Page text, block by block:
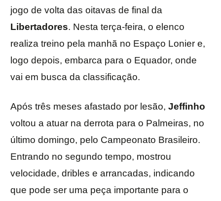
jogo de volta das oitavas de final da
Libertadores. Nesta terça-feira, o elenco
realiza treino pela manhã no Espaço Lonier e,
logo depois, embarca para o Equador, onde
vai em busca da classificação.
Após três meses afastado por lesão, Jeffinho
voltou a atuar na derrota para o Palmeiras, no
último domingo, pelo Campeonato Brasileiro.
Entrando no segundo tempo, mostrou
velocidade, dribles e arrancadas, indicando
que pode ser uma peça importante para o